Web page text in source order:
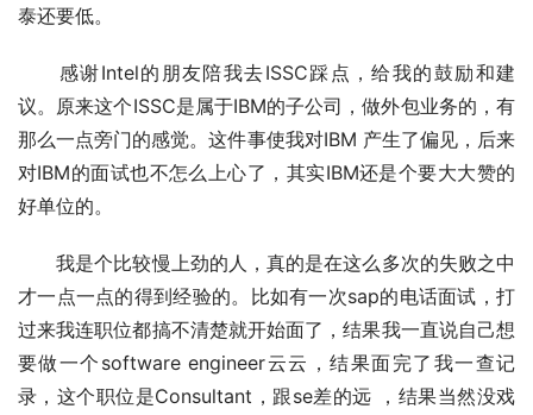
泰还要低。
感谢Intel的朋友陪我去ISSC踩点，给我的鼓励和建
议。原来这个ISSC是属于IBM的子公司，做外包业务的，有
那么一点旁门的感觉。这件事使我对IBM 产生了偏见，后来
对IBM的面试也不怎么上心了，其实IBM还是个要大大赞的
好单位的。
我是个比较慢上劲的人，真的是在这么多次的失败之中
才一点一点的得到经验的。比如有一次sap的电话面试，打
过来我连职位都搞不清楚就开始面了，结果我一直说自己想
要做一个software engineer云云，结果面完了我一查记
录，这个职位是Consultant，跟se差的远 ，结果当然没戏